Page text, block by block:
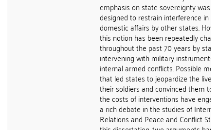
emphasis on state sovereignty was
designed to restrain interference in
domestic affairs by other states.
this notion has been repeatedly
throughout the past 70 years by
intervening with military instruments
internal armed conflicts. Possible
that led states to jeopardize the lives
their soldiers and convinced them to
the costs of interventions have
a rich debate in the studies of
Relations and Peace and Conflict